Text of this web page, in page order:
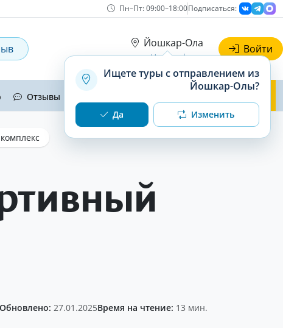
Пн–Пт: 09:00–18:00Подписаться:
Йошкар-Ола
Ищете туры с отправлением из
Йошкар-Олы?
Да Изменить
Наши офисы
Войти
Отзывы
Обновлено: 27.01.2025Время на чтение: 13 мин.